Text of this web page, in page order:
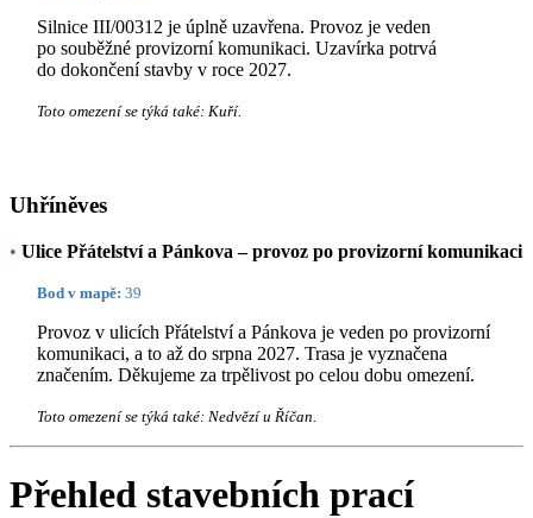
Silnice III/00312 je úplně uzavřena. Provoz je veden
po souběžné provizorní komunikaci. Uzavírka potrvá
do dokončení stavby v roce 2027.
Toto omezení se týká také: Kuří.
Uhříněves
• Ulice Přátelství a Pánkova – provoz po provizorní komunikaci
Bod v mapě: 39
Provoz v ulicích Přátelství a Pánkova je veden po provizorní
komunikaci, a to až do srpna 2027. Trasa je vyznačena
značením. Děkujeme za trpělivost po celou dobu omezení.
Toto omezení se týká také: Nedvězí u Říčan.
Přehled stavebních prací